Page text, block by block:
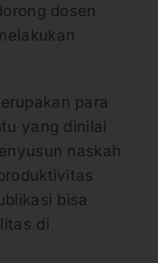
dosen
para
yang dinilai
naskah
bisa
di